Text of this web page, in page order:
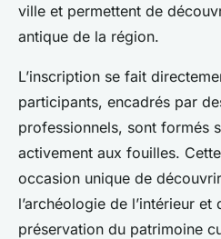
ville et permettent de
antique de la région.
L’inscription se fait
participants, encadrés par
professionnels, sont formés
activement aux fouilles.
occasion unique de
l’archéologie de l’intérieur
préservation du patrimoine